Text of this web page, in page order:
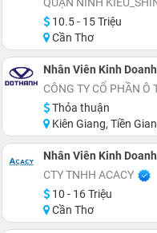
10.5 - 15 Triệu
Cần Thơ
Nhân Viên Kinh Doanh
Thỏa thuận
Kiên Giang, Tiền Giang, Hậu
Nhân Viên Kinh
CTY TNHH ACACY
10 - 16 Triệu
Cần Thơ